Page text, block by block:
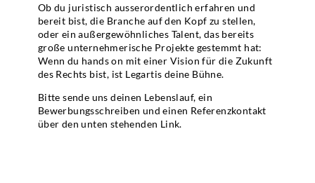
Ob du juristisch ausserordentlich erfahren und
bereit bist, die Branche auf den Kopf zu stellen,
oder ein außergewöhnliches Talent, das bereits
große unternehmerische Projekte gestemmt hat:
Wenn du hands on mit einer Vision für die Zukunft
des Rechts bist, ist Legartis deine Bühne.
Bitte sende uns deinen Lebenslauf, ein
Bewerbungsschreiben und einen Referenzkontakt
über den unten stehenden Link.